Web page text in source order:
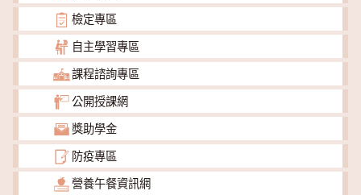
檢定專區
自主學習專區
課程諮詢專區
公開授課網
獎助學金
防疫專區
營養午餐資訊網